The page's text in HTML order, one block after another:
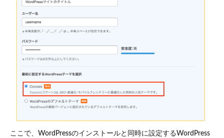
ここで、WordPressのインストールと同時に設定するWordPress